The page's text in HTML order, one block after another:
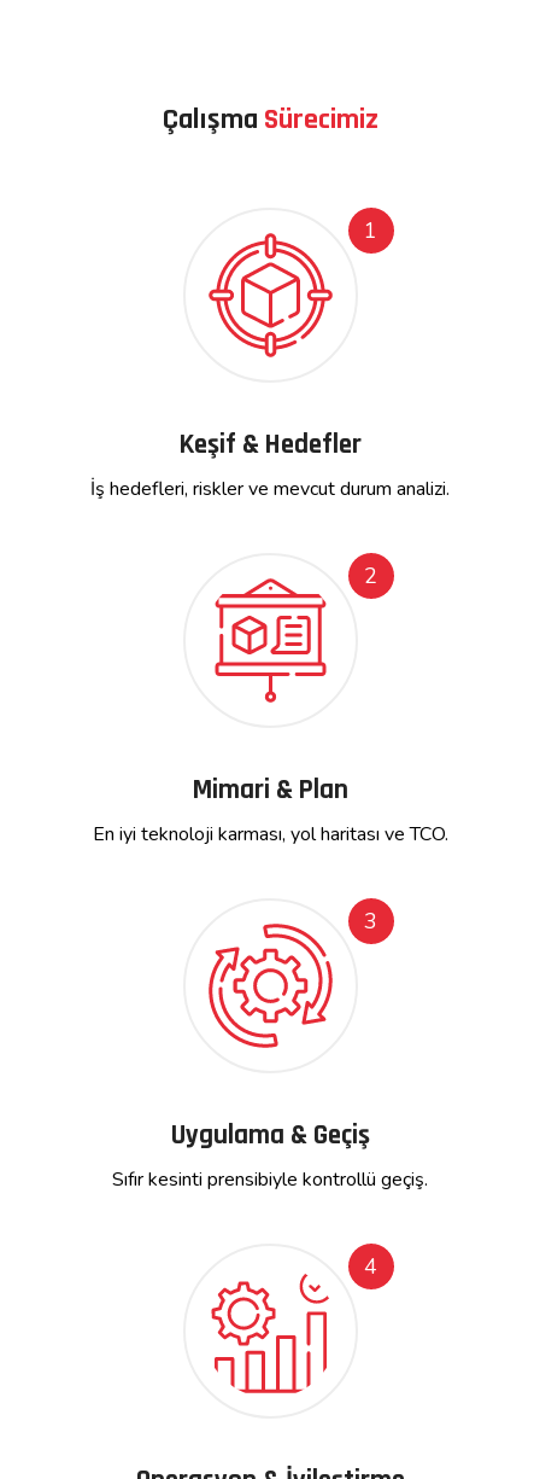
Çalışma Sürecimiz
1
Keşif & Hedefler
İş hedefleri, riskler ve mevcut durum analizi.
2
Mimari & Plan
En iyi teknoloji karması, yol haritası ve TCO.
3
Uygulama & Geçiş
Sıfır kesinti prensibiyle kontrollü geçiş.
4